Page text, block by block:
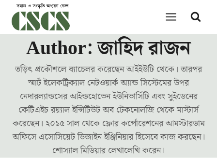
contentAuthor: জাহিদ রাজন
তড়িৎ প্রকৌশলে ব্যাচেলর করেছেন আইইউটি থেকে। তারপর
স্মার্ট ইলেকট্রিক্যাল নেটওয়ার্ক অ্যান্ড সিস্টেমের উপর
নেদারল্যান্ডসের আইন্ডহোভেন ইউনিভার্সিটি এবং সুইডেনের
কেটিএইচ রয়্যাল ইন্সিটিউট অব টেকনোলজি থেকে মাস্টার্স
করেছেন। ২০১৫ সাল থেকে ফ্লোর কর্পোরেশনের আমস্টারডাম
অফিসে এসোসিয়েট ডিজাইন ইঞ্জিনিয়ার হিসেবে কাজ করছেন।
শোস্যাল মিডিয়ার লেখালেখি করেন।